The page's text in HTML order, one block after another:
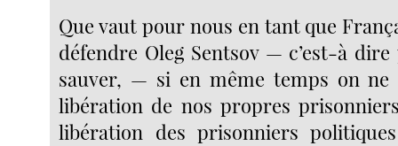
Que vaut pour nous en tant que
défendre Oleg Sentsov — c’est-à dire
sauver, — si en même temps on ne
libération de nos propres
libération des prisonniers